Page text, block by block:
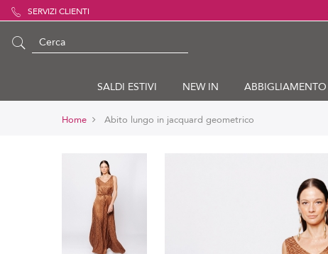
SERVIZI CLIENTI
SALDI ESTIVI NEW IN ABBIGLIAMENTO
Home Abito lungo in jacquard geometrico